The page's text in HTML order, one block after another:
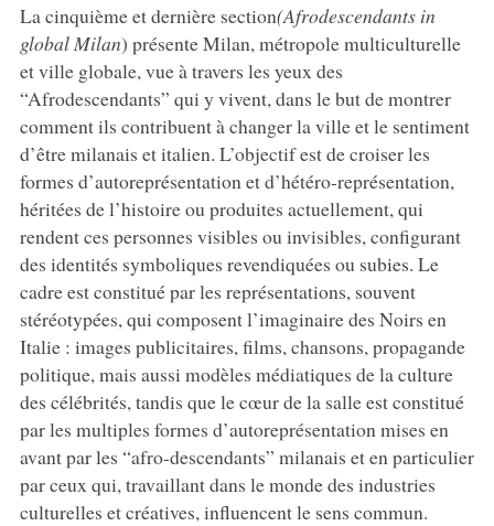
La cinquième et dernière section(Afrodescendants in
global Milan) présente Milan, métropole multiculturelle
et ville globale, vue à travers les yeux des
“Afrodescendants” qui y vivent, dans le but de montrer
comment ils contribuent à changer la ville et le sentiment
d’être milanais et italien. L’objectif est de croiser les
formes d’autoreprésentation et d’hétéro-représentation,
héritées de l’histoire ou produites actuellement, qui
rendent ces personnes visibles ou invisibles, configurant
des identités symboliques revendiquées ou subies. Le
cadre est constitué par les représentations, souvent
stéréotypées, qui composent l’imaginaire des Noirs en
Italie : images publicitaires, films, chansons, propagande
politique, mais aussi modèles médiatiques de la culture
des célébrités, tandis que le cœur de la salle est constitué
par les multiples formes d’autoreprésentation mises en
avant par les “afro-descendants” milanais et en particulier
par ceux qui, travaillant dans le monde des industries
culturelles et créatives, influencent le sens commun.